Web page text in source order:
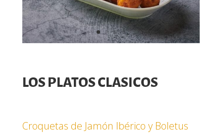
LOS PLATOS CLASICOS
Croquetas de Jamón Ibérico y Boletus